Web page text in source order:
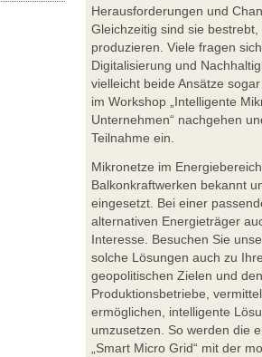
Herausforderungen und
Gleichzeitig sind sie
produzieren. Viele fragen
Digitalisierung und
vielleicht beide Ansätze
im Workshop „Intelligente
Unternehmen“ nachgehen
Teilnahme ein.
Mikronetze im
Balkonkraftwerken bekannt
eingesetzt. Bei einer
alternativen Energieträger
Interesse. Besuchen Sie
solche Lösungen auch zu
geopolitischen Zielen und
Produktionsbetriebe,
ermöglichen, intelligente
umzusetzen. So werden die
„Smart Micro Grid“ mit der